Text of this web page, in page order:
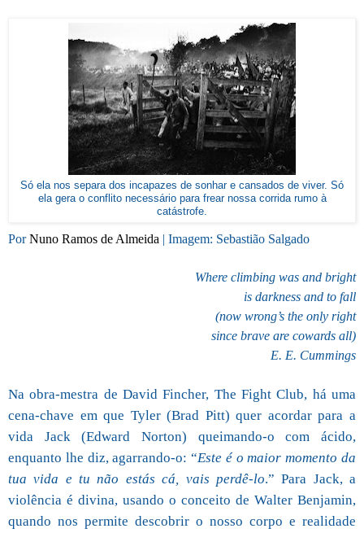
Só ela nos separa dos incapazes de sonhar e cansados de viver. Só
ela gera o conflito necessário para frear nossa corrida rumo à
catástrofe.
PorNuno Ramos de Almeida | Imagem: Sebastião Salgado
Where climbing was and bright
is darkness and to fall
(now wrong’s the only right
since brave are cowards all)
E. E. Cummings
Na obra-mestra de David Fincher, The Fight Club, há uma
cena-chave em que Tyler (Brad Pitt) quer acordar para a
vida Jack (Edward Norton) queimando-o com ácido,
enquanto lhe diz, agarrando-o: “Este é o maior momento da
tua vida e tu não estás cá, vais perdê-lo.” Para Jack, a
violência é divina, usando o conceito de Walter Benjamin,
quando nos permite descobrir o nosso corpo e realidade